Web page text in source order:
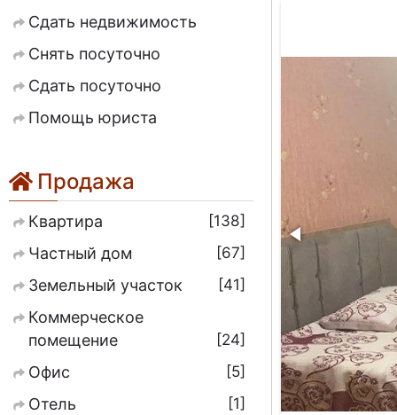
Сдать недвижимость
Снять посуточно
Сдать посуточно
Помощь юриста
Продажа
Квартира
138
Частный дом
67
Земельный участок
41
Коммерческое
помещение
24
Офис
5
Отель
1